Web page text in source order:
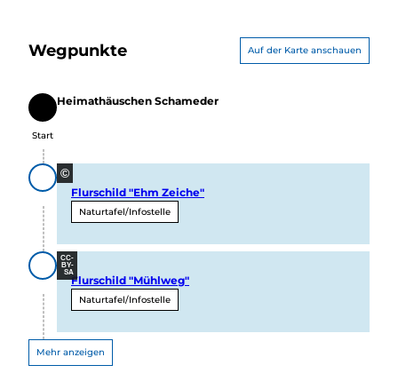
Wegpunkte Auf der Karte anschauen
Start
Start
Heimathäuschen Schameder
©
Flurschild "Ehm Zeiche"
Naturtafel/Infostelle
CC-
BY-
SA
Flurschild "Mühlweg"
Naturtafel/Infostelle
Mehr anzeigen